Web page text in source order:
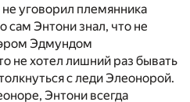
уговорил племянника
сам Энтони знал, что не
Эдмундом
не хотел лишний раз бывать
с леди Элеонорой.
Энтони всегда